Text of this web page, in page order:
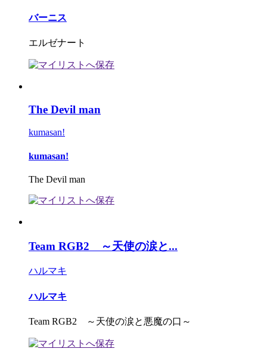
バーニス
エルゼナート
The Devil man
kumasan!
kumasan!
The Devil man
Team RGB2 ～天使の涙と...
ハルマキ
ハルマキ
Team RGB2 ～天使の涙と悪魔の口～